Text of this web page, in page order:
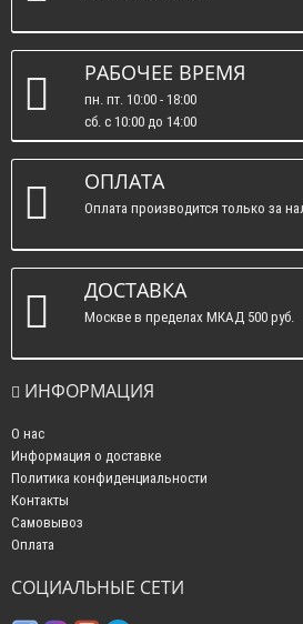
РАБОЧЕЕ ВРЕМЯ
пн. пт. 10:00 - 18:00
сб. c 10:00 до 14:00
вс. : выходные.
ОПЛАТА
Оплата производится только за
ДОСТАВКА
Москве в пределах МКАД 500 руб.
ИНФОРМАЦИЯ
О нас
Информация о доставке
Политика конфиденциальности
Контакты
Самовывоз
Оплата
СОЦИАЛЬНЫЕ СЕТИ